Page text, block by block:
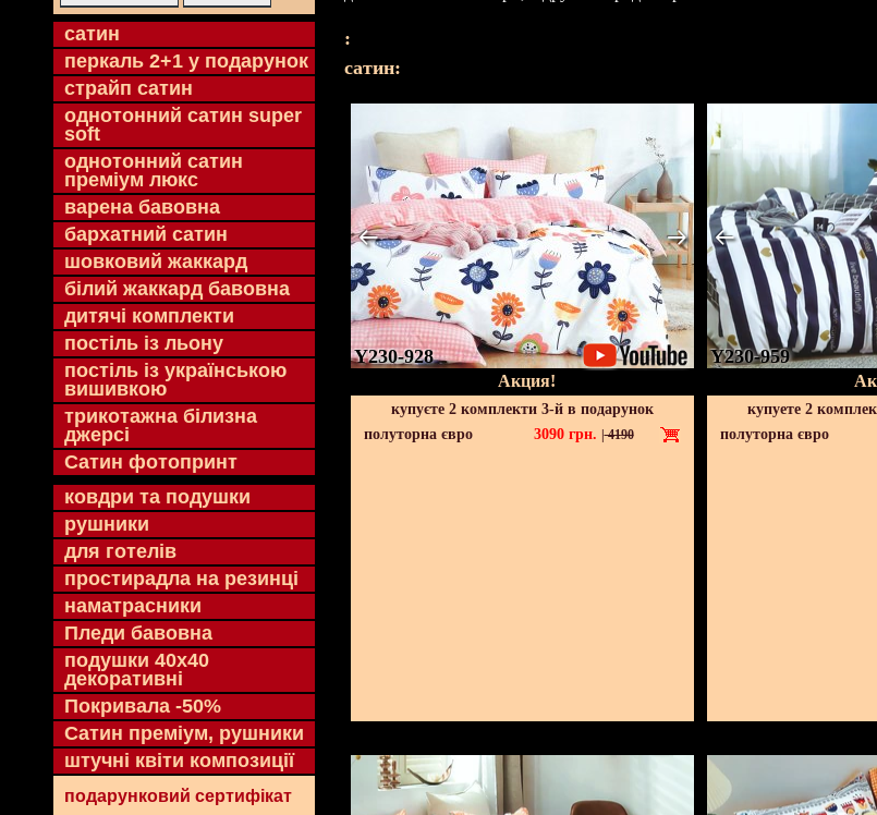
cатин
перкаль 2+1 у подарунок
страйп сатин
однотонний сатин super
soft
однотонний сатин
преміум люкс
варена бавовна
бархатний сатин
шовковий жаккард
білий жаккард бавовна
дитячі комплекти
постіль із льону
постіль із українською
вишивкою
трикотажна білизна
джерсі
Сатин фотопринт
ковдри та подушки
рушники
для готелів
простирадла на резинці
наматрасники
Пледи бавовна
подушки 40х40
декоративні
Покривала -50%
Сатин преміум, рушники
штучні квіти композиції
подарунковий сертифікат
:
cатин:
Y230-928
Акция!
купуєте 2 комплекти 3-й в подарунок
полуторна євро
3090 грн. |4190
Y230-959
купуете 2
полуторна євро